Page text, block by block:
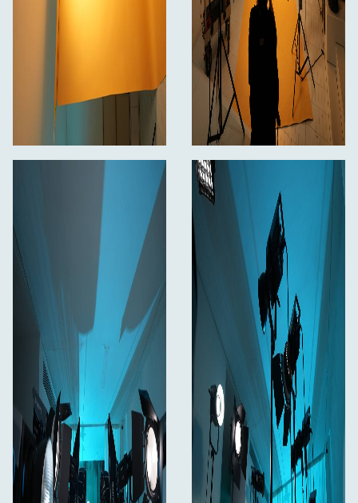
Napájecí zdroj x 1
Reflektor x 1
Rychloupínací svorka x 1
Napájecí kabel 6 m x 1
Kabel pro připojení stejnosměrného proudu 3M x 1
Uživatelská příručka x 1
Přenosné pouzdro x 1